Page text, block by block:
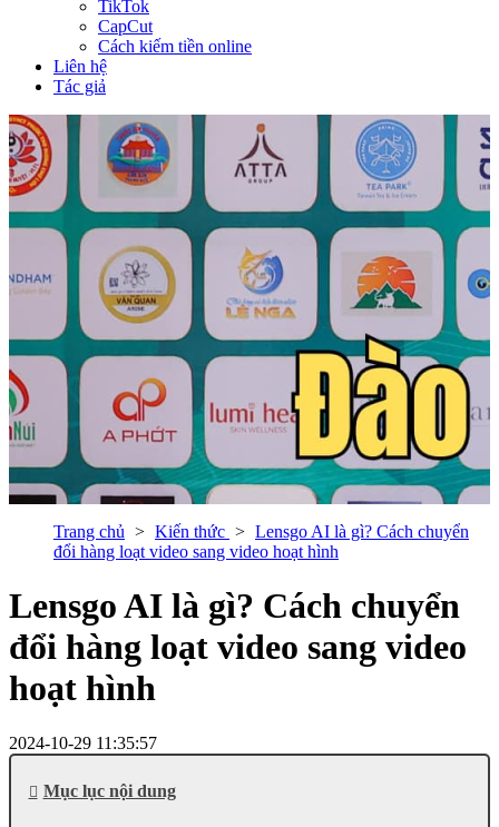
TikTok
CapCut
Cách kiếm tiền online
Liên hệ
Tác giả
Trang chủ Kiến thức
Lensgo AI là gì? Cách chuyển
đổi hàng loạt video sang video hoạt hình
Lensgo AI là gì? Cách chuyển
đổi hàng loạt video sang video
hoạt hình
2024-10-29 11:35:57
Mục lục nội dung